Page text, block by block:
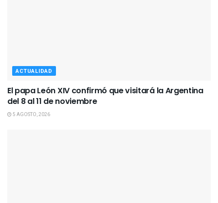
ACTUALIDAD
El papa León XIV confirmó que visitará la Argentina
del 8 al 11 de noviembre
5 AGOSTO, 2026